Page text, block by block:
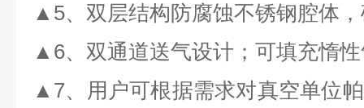
▲5、双层结构防腐蚀不锈钢腔体
▲6、双通道送气设计；可填充惰
▲7、用户可根据需求对真空单位